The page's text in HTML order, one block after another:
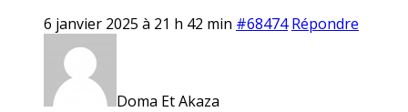
6 janvier 2025 à 21 h 42 min #68474 Répondre
Doma Et Akaza